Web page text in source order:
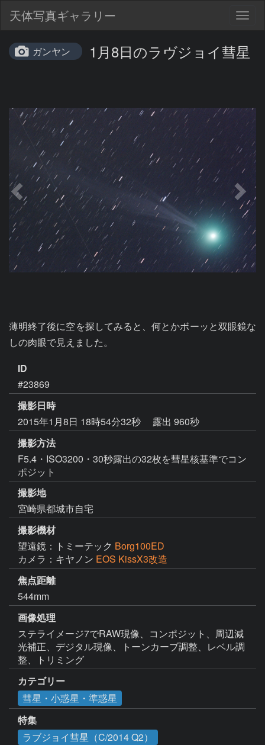
天体写真ギャラリー
ガンヤン 1月8日のラヴジョイ彗星
薄明終了後に空を探してみると、何とかボーッと双眼鏡な
しの肉眼で見えました。
ID
#23869
撮影日時
2015年1月8日 18時54分32秒
露出 960秒
撮影方法
F5.4・ISO3200・30秒露出の32枚を彗星核基準でコン
ポジット
撮影地
宮崎県都城市自宅
撮影機材
望遠鏡：トミーテック Borg100ED
カメラ：キヤノン EOS KissX3改造
焦点距離
544mm
画像処理
ステライメージ7でRAW現像、コンポジット、周辺減
光補正、デジタル現像、トーンカーブ調整、レベル調
整、トリミング
カテゴリー
彗星・小惑星・準惑星
特集
ラブジョイ彗星（C/2014 Q2）